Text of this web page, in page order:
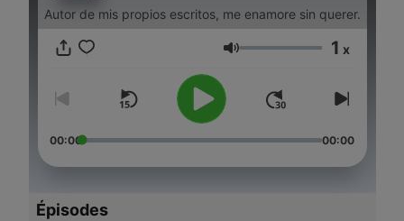
Autor de mis propios escritos, me enamore sin querer.
Volume 1 x
00:00 00:00
Épisodes